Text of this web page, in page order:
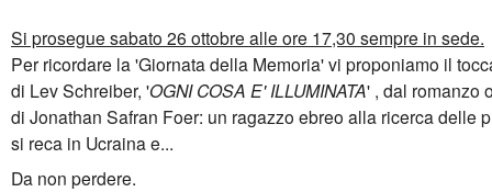
Si prosegue sabato 26 ottobre alle ore 17,30 sempre in sede.
Per ricordare la 'Giornata della Memoria' vi proponiamo il
di Lev Schreiber, 'OGNI COSA E' ILLUMINATA' , dal romanzo
di Jonathan Safran Foer: un ragazzo ebreo alla ricerca delle
si reca in Ucraina e...
Da non perdere.